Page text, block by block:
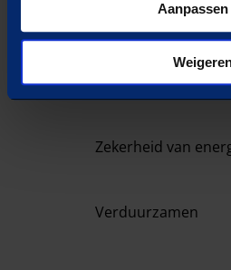
Aanpassen
Capaciteit uitbreiden
Inzicht in verbruik
Zekerheid van
Verduurzamen